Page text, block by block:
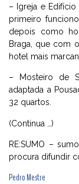
– Igreja e Edifício
primeiro
depois como
Braga, que com
hotel mais
– Mosteiro de
adaptada a
32 quartos.
(Continua …)
RE:SUMO –
procura difundir
Pedro Mestre